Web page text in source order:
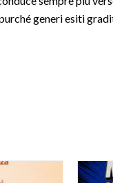
generi esiti